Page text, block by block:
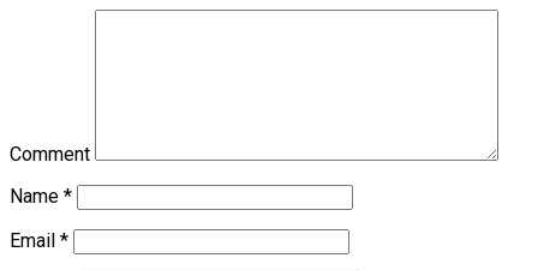
Comment
Name *
Email *